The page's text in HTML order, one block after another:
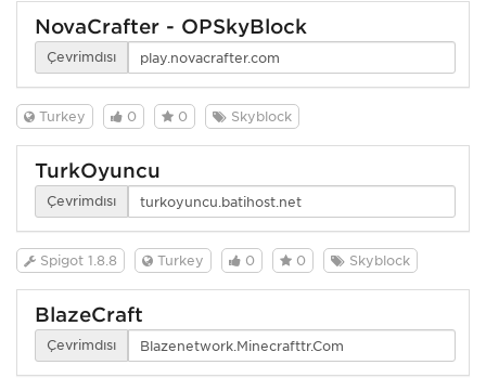
NovaCrafter - OPSkyBlock
Çevrimdışı
Turkey 0 0 Skyblock
TurkOyuncu
Çevrimdışı
Spigot 1.8.8 Turkey 0 0 Skyblock
BlazeCraft
Çevrimdışı